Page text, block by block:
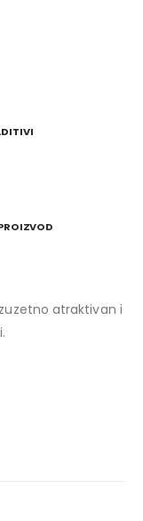
atraktivan i